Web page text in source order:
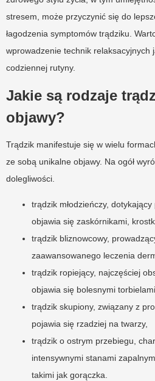
stresem, może przyczynić się do
łagodzenia symptomów trądziku.
wprowadzenie technik relaksacyjnych
codziennej rutyny.
Jakie są rodzaje
objawy?
Trądzik manifestuje się w wielu
ze sobą unikalne objawy. Na ogół
dolegliwości.
trądzik młodzieńczy, dotykający
objawia się zaskórnikami,
trądzik bliznowcowy,
zaawansowanego leczenia
trądzik ropiejący, najczęściej
objawia się bolesnymi
trądzik skupiony, związany z
pojawia się rzadziej na twarzy,
trądzik o ostrym przebiegu,
intensywnymi stanami
takimi jak gorączka.